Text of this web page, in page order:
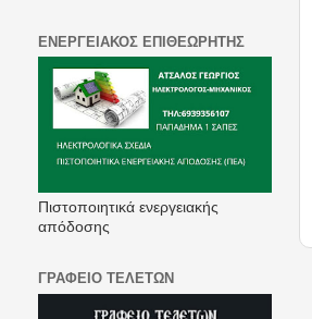
ΕΝΕΡΓΕΙΑΚΟΣ ΕΠΙΘΕΩΡΗΤΗΣ
Πιστοποιητικά ενεργειακής
απόδοσης
ΓΡΑΦΕΙΟ ΤΕΛΕΤΩΝ